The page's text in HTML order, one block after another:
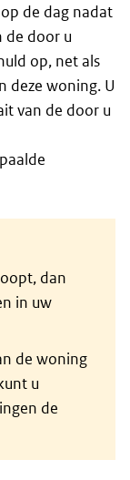
de dag nadat
de door u
op, net als
deze woning. U
van de door u
dan
in uw
de woning
u
de